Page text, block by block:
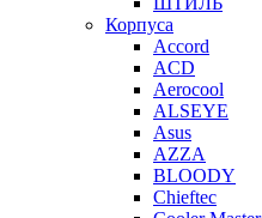
Корпуса
Accord
ACD
Aerocool
ALSEYE
Asus
AZZA
BLOODY
Chieftec